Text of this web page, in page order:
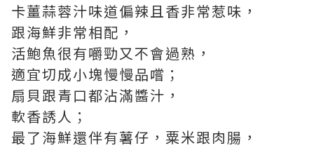
卡薑蒜蓉汁味道偏辣且香非常惹味，
跟海鮮非常相配，
活鮑魚很有嚼勁又不會過熟，
適宜切成小塊慢慢品嚐；
扇貝跟青口都沾滿醬汁，
軟香誘人；
最了海鮮還伴有薯仔， 粟米跟肉腸，